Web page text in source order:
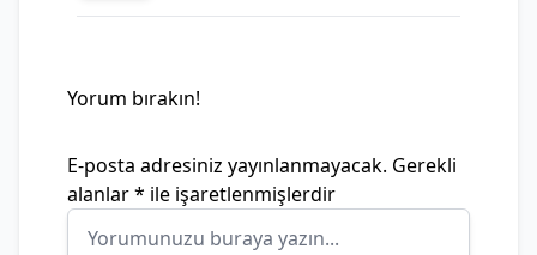
Yorum bırakın!
E-posta adresiniz yayınlanmayacak. Gerekli
alanlar* ile işaretlenmişlerdir